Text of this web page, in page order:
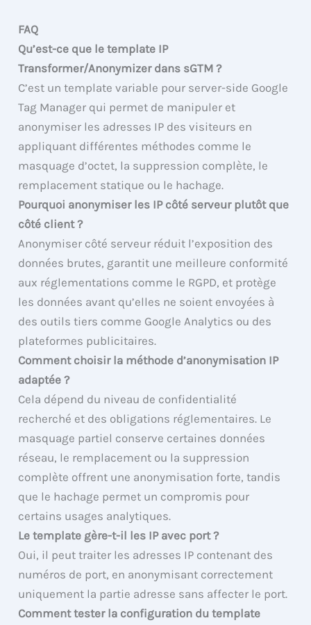
FAQ
Qu’est-ce que le template IP
Transformer/Anonymizer dans sGTM ?
C’est un template variable pour server-side Google
Tag Manager qui permet de manipuler et
anonymiser les adresses IP des visiteurs en
appliquant différentes méthodes comme le
masquage d’octet, la suppression complète, le
remplacement statique ou le hachage.
Pourquoi anonymiser les IP côté serveur plutôt que
côté client ?
Anonymiser côté serveur réduit l’exposition des
données brutes, garantit une meilleure conformité
aux réglementations comme le RGPD, et protège
les données avant qu’elles ne soient envoyées à
des outils tiers comme Google Analytics ou des
plateformes publicitaires.
Comment choisir la méthode d’anonymisation IP
adaptée ?
Cela dépend du niveau de confidentialité
recherché et des obligations réglementaires. Le
masquage partiel conserve certaines données
réseau, le remplacement ou la suppression
complète offrent une anonymisation forte, tandis
que le hachage permet un compromis pour
certains usages analytiques.
Le template gère-t-il les IP avec port ?
Oui, il peut traiter les adresses IP contenant des
numéros de port, en anonymisant correctement
uniquement la partie adresse sans affecter le port.
Comment tester la configuration du template